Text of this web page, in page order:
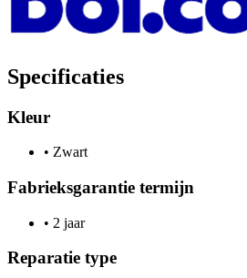
Specificaties
Kleur
• Zwart
Fabrieksgarantie termijn
• 2 jaar
Reparatie type